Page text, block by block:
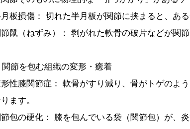
板損傷： 切れた半月板が関節に挟まると、あ
鼠（ねずみ）： 剥がれた軟骨の破片などが関
関節を包む組織の変形・癒着
性膝関節症： 軟骨がすり減り、骨がトゲのよ
ます。
包の硬化： 膝を包んでいる袋（関節包）が、